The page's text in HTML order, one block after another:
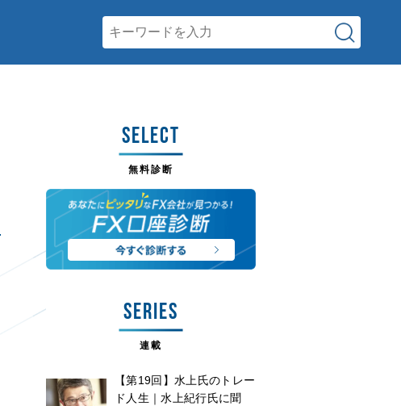
SELECT
無料診断
SERIES
連載
【第19回】水上氏のトレー
ド人生｜水上紀行氏に聞